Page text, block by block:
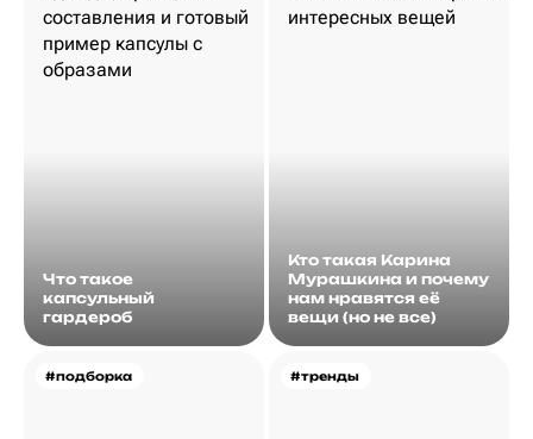
Что такое
капсульный
гардероб
Кто такая Карина
Мурашкина и почему
нам нравятся её
вещи (но не все)
#подборка #тренды